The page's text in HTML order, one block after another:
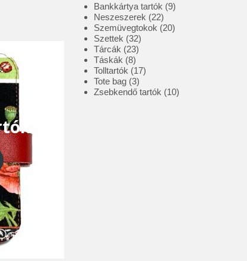
Bankkártya tartók 99
Neszeszerek 2222
termék
Szemüvegtokok 2020
Szettek 3232
termék
Tárcák 2323
termék
Táskák 88
termék
Tolltartók 1717
Tote bag 33
termék
Zsebkendő tartók 1010